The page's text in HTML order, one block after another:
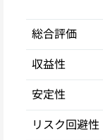
総合評価
収益性
安定性
リスク回避性